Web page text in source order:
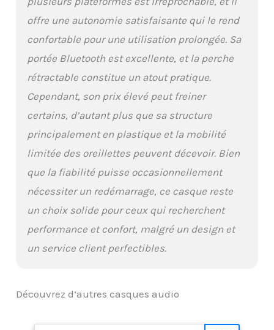
offre une autonomie satisfaisante qui le rend
confortable pour une utilisation prolongée. Sa
portée Bluetooth est excellente, et la perche
rétractable constitue un atout pratique.
Cependant, son prix élevé peut freiner
certains, d’autant plus que sa structure
principalement en plastique et la mobilité
limitée des oreillettes peuvent décevoir. Bien
que la fiabilité puisse occasionnellement
nécessiter un redémarrage, ce casque reste
un choix solide pour ceux qui recherchent
performance et confort, malgré un design et
un service client perfectibles.
Découvrez d’autres casques audio